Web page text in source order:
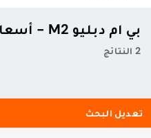
بي ام دبليو M2 - أسعار ومواصفات
2 النتائج
تعديل البحث